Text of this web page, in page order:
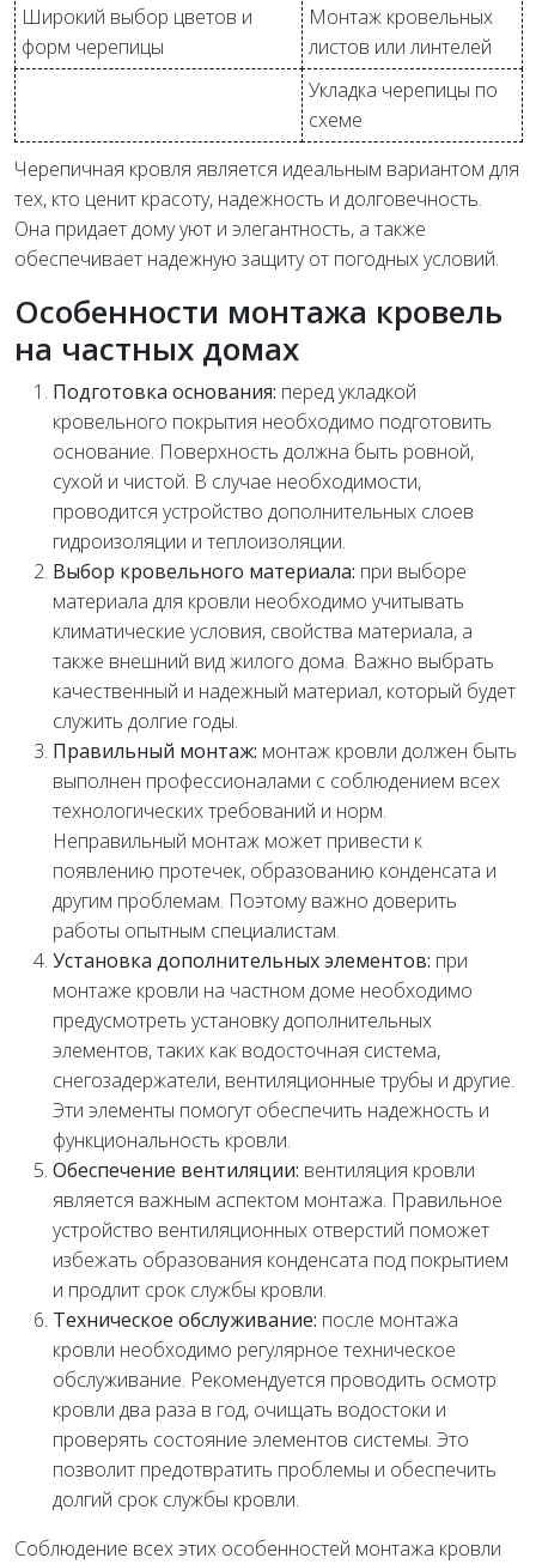
Широкий выбор цветов и
форм черепицы
Монтаж кровельных
листов или линтелей
Укладка черепицы по
схеме
Черепичная кровля является идеальным вариантом для
тех, кто ценит красоту, надежность и долговечность.
Она придает дому уют и элегантность, а также
обеспечивает надежную защиту от погодных условий.
Особенности монтажа кровель
на частных домах
Подготовка основания: перед укладкой
кровельного покрытия необходимо подготовить
основание. Поверхность должна быть ровной,
сухой и чистой. В случае необходимости,
проводится устройство дополнительных слоев
гидроизоляции и теплоизоляции.
Выбор кровельного материала: при выборе
материала для кровли необходимо учитывать
климатические условия, свойства материала, а
также внешний вид жилого дома. Важно выбрать
качественный и надежный материал, который будет
служить долгие годы.
Правильный монтаж: монтаж кровли должен быть
выполнен профессионалами с соблюдением всех
технологических требований и норм.
Неправильный монтаж может привести к
появлению протечек, образованию конденсата и
другим проблемам. Поэтому важно доверить
работы опытным специалистам.
Установка дополнительных элементов: при
монтаже кровли на частном доме необходимо
предусмотреть установку дополнительных
элементов, таких как водосточная система,
снегозадержатели, вентиляционные трубы и другие.
Эти элементы помогут обеспечить надежность и
функциональность кровли.
Обеспечение вентиляции: вентиляция кровли
является важным аспектом монтажа. Правильное
устройство вентиляционных отверстий поможет
избежать образования конденсата под покрытием
и продлит срок службы кровли.
Техническое обслуживание: после монтажа
кровли необходимо регулярное техническое
обслуживание. Рекомендуется проводить осмотр
кровли два раза в год, очищать водостоки и
проверять состояние элементов системы. Это
позволит предотвратить проблемы и обеспечить
долгий срок службы кровли.
Соблюдение всех этих особенностей монтажа кровли